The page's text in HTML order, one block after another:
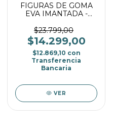
FIGURAS DE GOMA
EVA IMANTADA -
$23.799,00
$14.299,00
$12.869,10 con
Transferencia
Bancaria
VER